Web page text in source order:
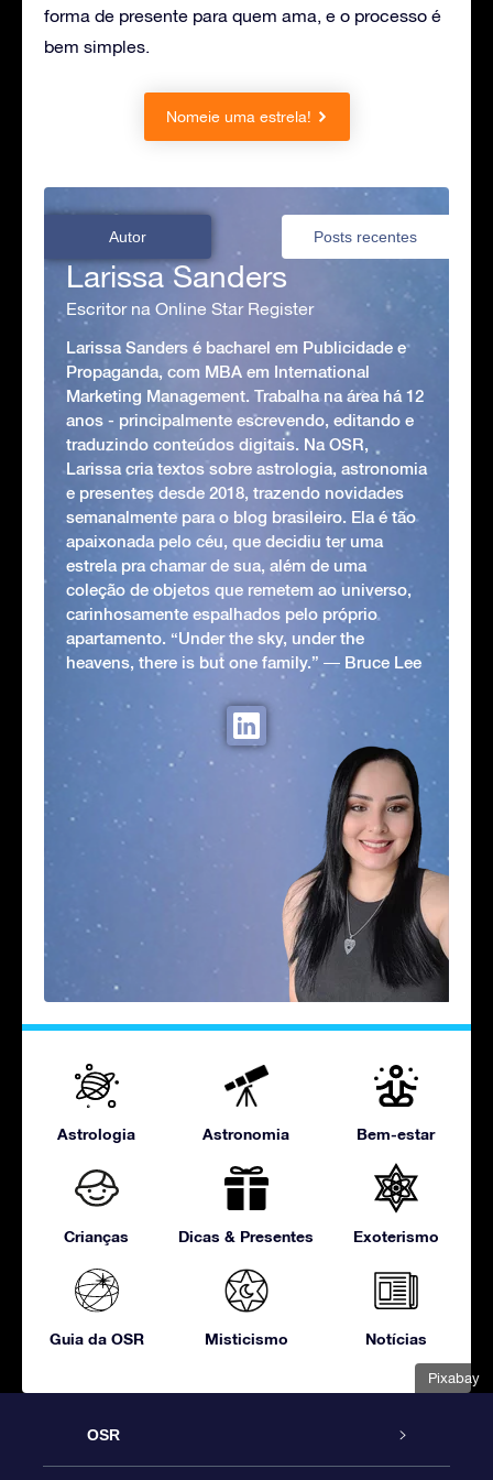
Pixabay
forma de presente para quem ama, e o processo é
bem simples.
Nomeie uma estrela!
Autor Posts recentes
Larissa Sanders
Escritor na Online Star Register
Larissa Sanders é bacharel em Publicidade e
Propaganda, com MBA em International
Marketing Management. Trabalha na área há 12
anos - principalmente escrevendo, editando e
traduzindo conteúdos digitais. Na OSR,
Larissa cria textos sobre astrologia, astronomia
e presentes desde 2018, trazendo novidades
semanalmente para o blog brasileiro. Ela é tão
apaixonada pelo céu, que decidiu ter uma
estrela pra chamar de sua, além de uma
coleção de objetos que remetem ao universo,
carinhosamente espalhados pelo próprio
apartamento. “Under the sky, under the
heavens, there is but one family.” ― Bruce Lee
Astrologia Astronomia Bem-estar
Crianças Dicas & Presentes Exoterismo
Guia da OSR Misticismo Notícias
OSR